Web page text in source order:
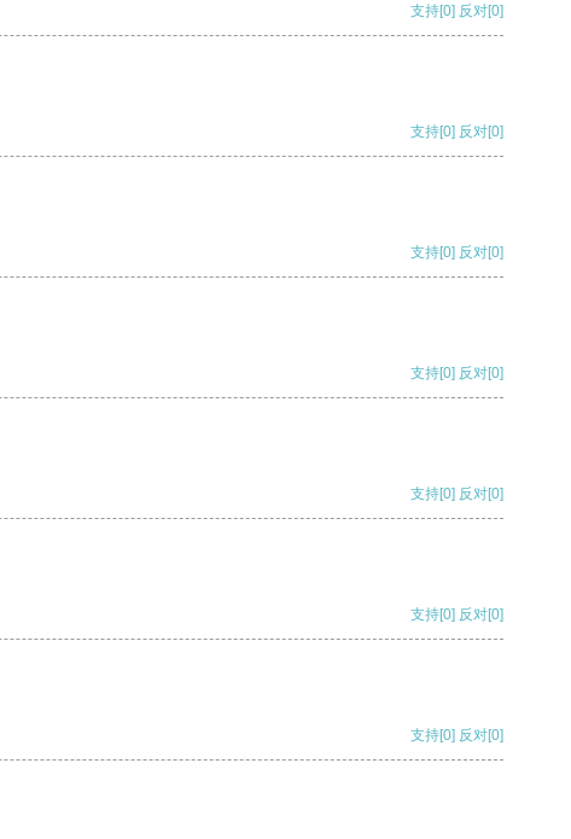
支持[0] 反对[0]
支持[0] 反对[0]
支持[0] 反对[0]
支持[0] 反对[0]
支持[0] 反对[0]
支持[0] 反对[0]
支持[0] 反对[0]